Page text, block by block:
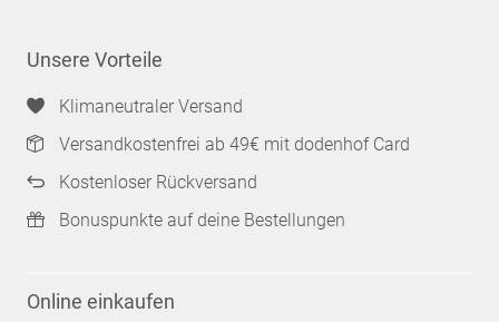
Unsere Vorteile
Klimaneutraler Versand
Versandkostenfrei ab 49€ mit dodenhof Card
Kostenloser Rückversand
Bonuspunkte auf deine Bestellungen
Online einkaufen